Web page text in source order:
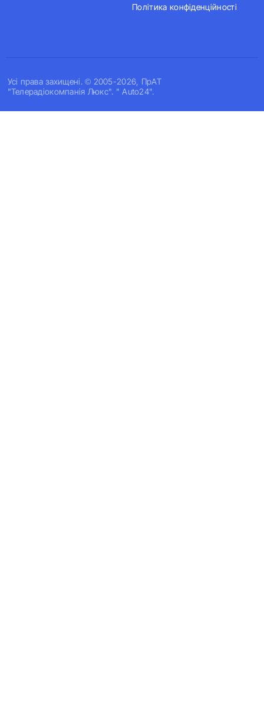
Усi права захищенi. © 2005-2026, ПрАТ
"Телерадіокомпанія Люкс". " Auto24".
Політика конфіденційності